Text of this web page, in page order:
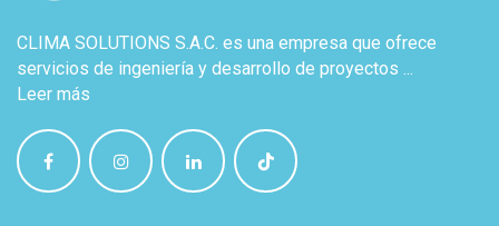
CLIMA SOLUTIONS S.A.C. es una empresa que ofrece
servicios de ingeniería y desarrollo de proyectos ...
Leer más